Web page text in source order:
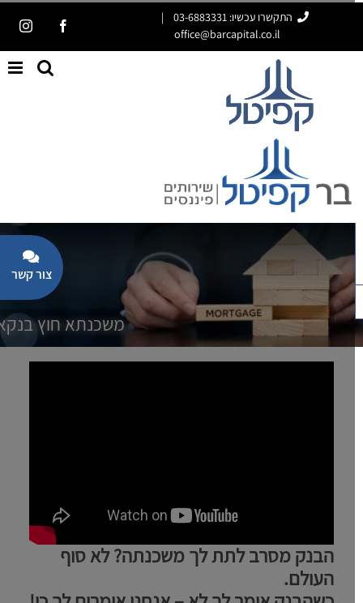
פתח סרגל נגישות
התקשרו עכשיו: 03-6883331
|
office@barcapital.co.il
Facebook
משכנתא חוץ
הבנק מסרב לתת לך משכנתה? לא סוף
העולם.
Bar
Area